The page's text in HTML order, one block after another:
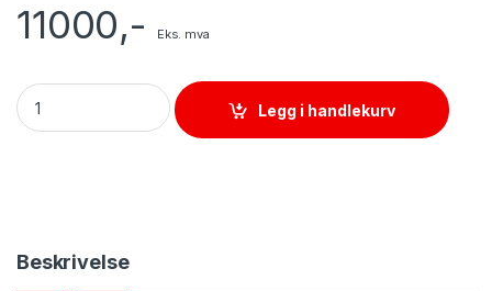
11000,- Eks. mva
Plattformvekt 500 kg quantity
Legg i handlekurv
Beskrivelse